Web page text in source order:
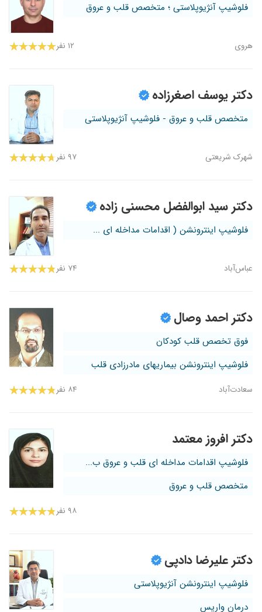
فلوشیپ آنژیوپلاستی ؛ متخصص قلب و عروق
هروی ۱۲ نفر
دکتر یوسف اصغرزاده
متخصص قلب و عروق - فلوشیپ آنژیوپلاستی
شهرک شریعتی ۹۷ نفر
دکتر سید ابوالفضل محسنی زاده
فلوشیپ اینترونشن ( اقدامات مداخله ای ...
عباس‌آباد ۷۴ نفر
دکتر احمد وصال
فوق تخصص قلب کودکان
فلوشیپ اینترونشن بیماریهای مادرزادی قلب
سعادت‌آباد ۸۴ نفر
دکتر افروز معتمد
فلوشیپ اقدامات مداخله ای قلب و عروق ب...
متخصص قلب و عروق
۹۸ نفر
دکتر علیرضا دادپی
فلوشیپ اینترونشن آنژیوپلاستی
درمان واریس